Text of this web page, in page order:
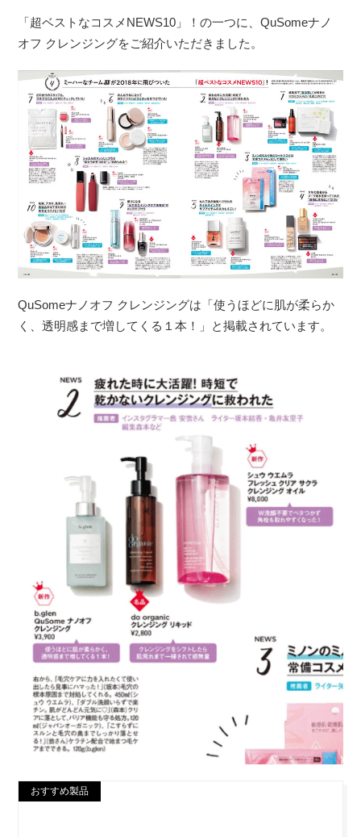
「超ベストなコスメNEWS10」！の一つに、QuSomeナノ
オフ クレンジングをご紹介いただきました。
QuSomeナノオフ クレンジングは「使うほどに肌が柔らか
く、透明感まで増してくる１本！」と掲載されています。
おすすめ製品